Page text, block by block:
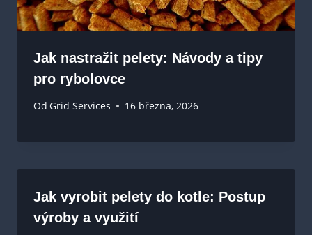
Jak nastražit pelety: Návody a tipy
pro rybolovce
Od Grid Services 16 března, 2026
Jak vyrobit pelety do kotle: Postup
výroby a využití